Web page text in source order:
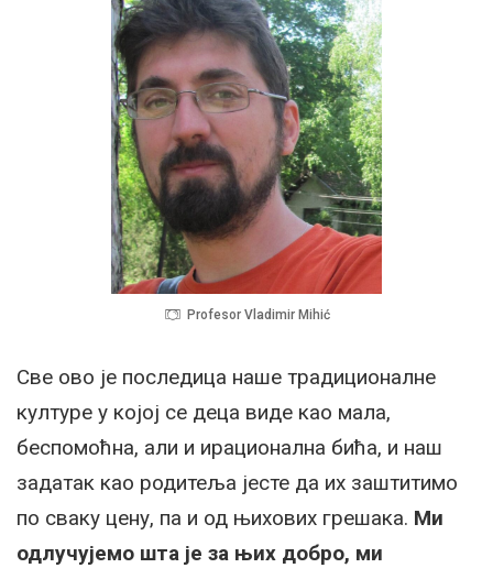
Profesor Vladimir Mihić
Све ово је последица наше традиционалне
културе у којој се деца виде као мала,
беспомоћна, али и ирационална бића, и наш
задатак као родитеља јесте да их заштитимо
по сваку цену, па и од њихових грешака. Ми
одлучујемо шта је за њих добро, ми